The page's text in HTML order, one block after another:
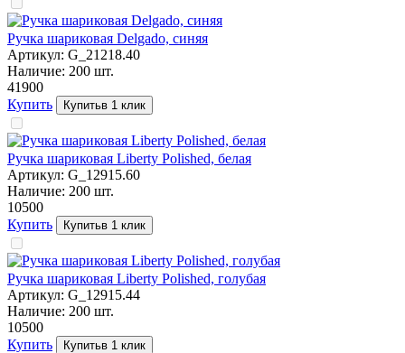
Ручка шариковая Delgado, синяя
Артикул: G_21218.40
Наличие: 200 шт.
41900
Купить
Купитьв 1 клик
Ручка шариковая Liberty Polished, белая
Артикул: G_12915.60
Наличие: 200 шт.
10500
Купить
Купитьв 1 клик
Ручка шариковая Liberty Polished, голубая
Артикул: G_12915.44
Наличие: 200 шт.
10500
Купить
Купитьв 1 клик